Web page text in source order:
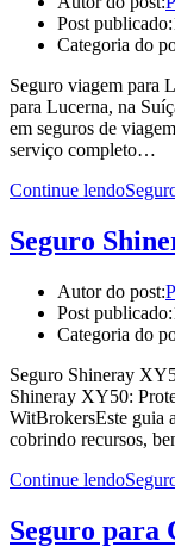
Post publicado:
Categoria do
Seguro viagem para
para Lucerna, na
em seguros de
serviço completo…
Continue lendo
Seguro
Autor do post:
Post publicado:
Categoria do
Seguro Shineray
Shineray XY50:
WitBrokersEste guia
cobrindo recursos,
Continue lendo
Seguro para